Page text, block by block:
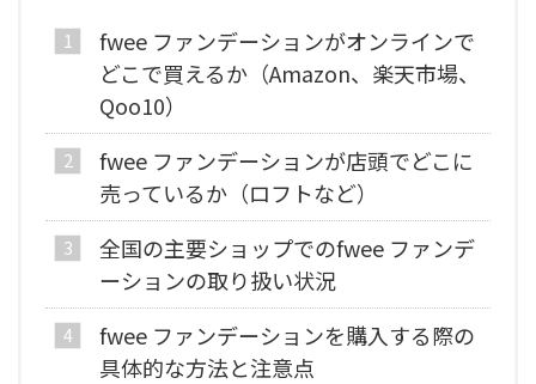
fwee ファンデーションがオンラインで
どこで買えるか（Amazon、楽天市場、
Qoo10）
fwee ファンデーションが店頭でどこに
売っているか（ロフトなど）
全国の主要ショップでのfwee ファンデ
ーションの取り扱い状況
fwee ファンデーションを購入する際の
具体的な方法と注意点